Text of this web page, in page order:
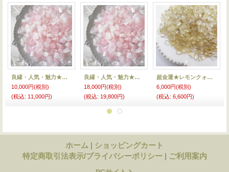
良縁・人気・魅力★ローズクォーツさざれ50★
10,000円(税別)
(税込: 11,000円)
良縁・人気・魅力★ローズクォーツさざれ100★
18,000円(税別)
(税込: 19,800円)
超金運★レモンクォーツさざれ25★
6,000円(税別)
(税込: 6,600円)
ホーム | ショッピングカート
特定商取引法表示/プライバシーポリシー | ご利用案内